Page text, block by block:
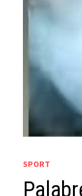
SPORT